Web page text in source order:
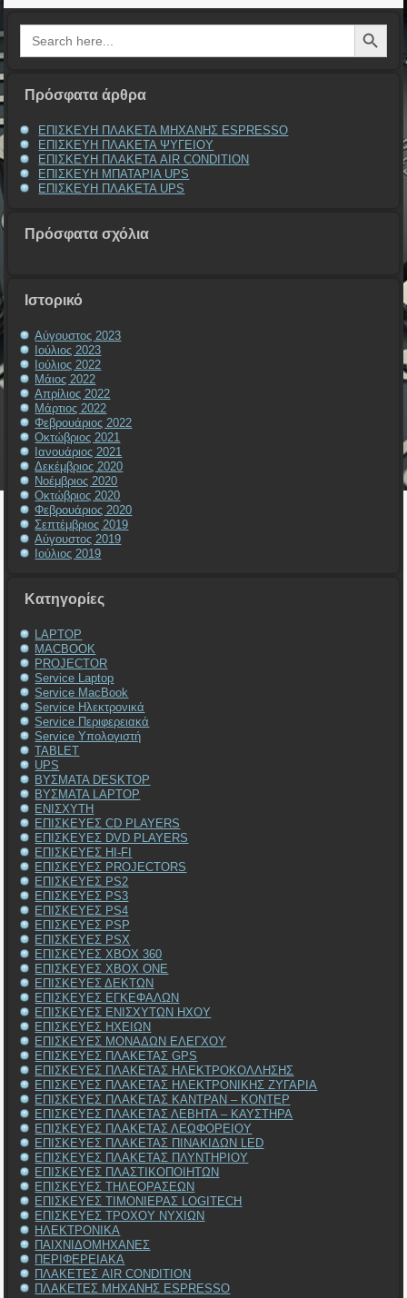
Search
for:
Search Button
Πρόσφατα άρθρα
ΕΠΙΣΚΕΥΗ ΠΛΑΚΕΤΑ ΜΗΧΑΝΗΣ ESPRESSO
ΕΠΙΣΚΕΥΗ ΠΛΑΚΕΤΑ ΨΥΓΕΙΟΥ
ΕΠΙΣΚΕΥΗ ΠΛΑΚΕΤΑ AIR CONDITION
ΕΠΙΣΚΕΥΗ ΜΠΑΤΑΡΙΑ UPS
ΕΠΙΣΚΕΥΗ ΠΛΑΚΕΤΑ UPS
Πρόσφατα σχόλια
Ιστορικό
Αύγουστος 2023
Ιούλιος 2023
Ιούλιος 2022
Μάιος 2022
Απρίλιος 2022
Μάρτιος 2022
Φεβρουάριος 2022
Οκτώβριος 2021
Ιανουάριος 2021
Δεκέμβριος 2020
Νοέμβριος 2020
Οκτώβριος 2020
Φεβρουάριος 2020
Σεπτέμβριος 2019
Αύγουστος 2019
Ιούλιος 2019
Kατηγορίες
LAPTOP
MACBOOK
PROJECTOR
Service Laptop
Service MacBook
Service Ηλεκτρονικά
Service Περιφερειακά
Service Υπολογιστή
TABLET
UPS
ΒΥΣΜΑΤΑ DESKTOP
ΒΥΣΜΑΤΑ LAPTOP
ΕΝΙΣΧΥΤΗ
ΕΠΙΣΚΕΥΕΣ CD PLAYERS
ΕΠΙΣΚΕΥΕΣ DVD PLAYERS
ΕΠΙΣΚΕΥΕΣ HI-FI
ΕΠΙΣΚΕΥΕΣ PROJECTORS
ΕΠΙΣΚΕΥΕΣ PS2
ΕΠΙΣΚΕΥΕΣ PS3
ΕΠΙΣΚΕΥΕΣ PS4
ΕΠΙΣΚΕΥΕΣ PSP
ΕΠΙΣΚΕΥΕΣ PSX
ΕΠΙΣΚΕΥΕΣ XBOX 360
ΕΠΙΣΚΕΥΕΣ XBOX ONE
ΕΠΙΣΚΕΥΕΣ ΔΕΚΤΩΝ
ΕΠΙΣΚΕΥΕΣ ΕΓΚΕΦΑΛΩΝ
ΕΠΙΣΚΕΥΕΣ ΕΝΙΣΧΥΤΩΝ ΗΧΟΥ
ΕΠΙΣΚΕΥΕΣ ΗΧΕΙΩΝ
ΕΠΙΣΚΕΥΕΣ ΜΟΝΑΔΩΝ ΕΛΕΓΧΟΥ
ΕΠΙΣΚΕΥΕΣ ΠΛΑΚΕΤΑΣ GPS
ΕΠΙΣΚΕΥΕΣ ΠΛΑΚΕΤΑΣ ΗΛΕΚΤΡΟΚΟΛΛΗΣΗΣ
ΕΠΙΣΚΕΥΕΣ ΠΛΑΚΕΤΑΣ ΗΛΕΚΤΡΟΝΙΚΗΣ ΖΥΓΑΡΙΑ
ΕΠΙΣΚΕΥΕΣ ΠΛΑΚΕΤΑΣ ΚΑΝΤΡΑΝ – ΚΟΝΤΕΡ
ΕΠΙΣΚΕΥΕΣ ΠΛΑΚΕΤΑΣ ΛΕΒΗΤΑ – ΚΑΥΣΤΗΡΑ
ΕΠΙΣΚΕΥΕΣ ΠΛΑΚΕΤΑΣ ΛΕΩΦΟΡΕΙΟΥ
ΕΠΙΣΚΕΥΕΣ ΠΛΑΚΕΤΑΣ ΠΙΝΑΚΙΔΩΝ LED
ΕΠΙΣΚΕΥΕΣ ΠΛΑΚΕΤΑΣ ΠΛΥΝΤΗΡΙΟΥ
ΕΠΙΣΚΕΥΕΣ ΠΛΑΣΤΙΚΟΠΟΙΗΤΩΝ
ΕΠΙΣΚΕΥΕΣ ΤΗΛΕΟΡΑΣΕΩΝ
ΕΠΙΣΚΕΥΕΣ ΤΙΜΟΝΙΕΡΑΣ LOGITECH
ΕΠΙΣΚΕΥΕΣ ΤΡΟΧΟΥ ΝΥΧΙΩΝ
ΗΛΕΚΤΡΟΝΙΚΑ
ΠΑΙΧΝΙΔΟΜΗΧΑΝΕΣ
ΠΕΡΙΦΕΡΕΙΑΚΑ
ΠΛΑΚΕΤΕΣ AIR CONDITION
ΠΛΑΚΕΤΕΣ ΜΗΧΑΝΗΣ ESPRESSO